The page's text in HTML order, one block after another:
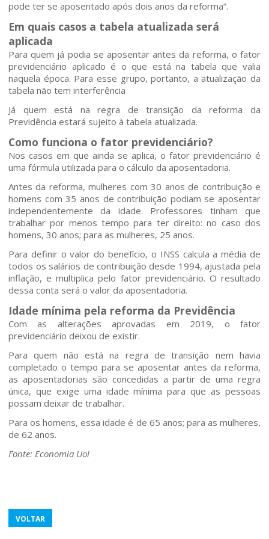
Áreas de Atuação
Profissionais
Publicações
Contato
pode ter se aposentado após dois anos da reforma”.
Em quais casos a tabela atualizada será
aplicada
Para quem já podia se aposentar antes da reforma, o fator
previdenciário aplicado é o que está na tabela que valia
naquela época. Para esse grupo, portanto, a atualização da
tabela não tem interferência
Já quem está na regra de transição da reforma da
Previdência estará sujeito à tabela atualizada.
Como funciona o fator previdenciário?
Nos casos em que ainda se aplica, o fator previdenciário é
uma fórmula utilizada para o cálculo da aposentadoria.
Antes da reforma, mulheres com 30 anos de contribuição e
homens com 35 anos de contribuição podiam se aposentar
independentemente da idade. Professores tinham que
trabalhar por menos tempo para ter direito: no caso dos
homens, 30 anos; para as mulheres, 25 anos.
Para definir o valor do benefício, o INSS calcula a média de
todos os salários de contribuição desde 1994, ajustada pela
inflação, e multiplica pelo fator previdenciário. O resultado
dessa conta será o valor da aposentadoria.
Idade mínima pela reforma da Previdência
Com as alterações aprovadas em 2019, o fator
previdenciário deixou de existir.
Para quem não está na regra de transição nem havia
completado o tempo para se aposentar antes da reforma,
as aposentadorias são concedidas a partir de uma regra
única, que exige uma idade mínima para que as pessoas
possam deixar de trabalhar.
Para os homens, essa idade é de 65 anos; para as mulheres,
de 62 anos.
Fonte: Economia Uol
VOLTAR